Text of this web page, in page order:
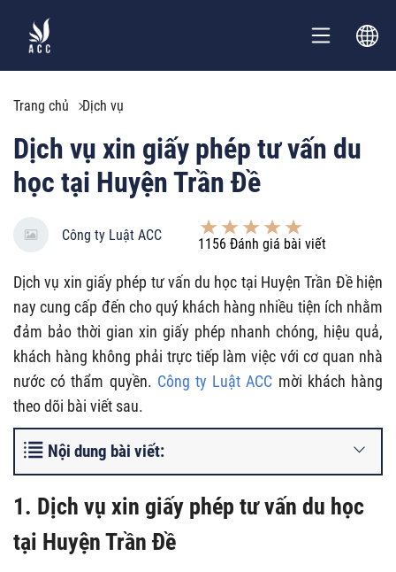
Trang chủ Dịch vụ
Dịch vụ xin giấy phép tư vấn du
học tại Huyện Trần Đề
Công ty Luật ACC
1156 Đánh giá bài viết
Dịch vụ xin giấy phép tư vấn du học tại Huyện Trần Đề hiện
nay cung cấp đến cho quý khách hàng nhiều tiện ích nhằm
đảm bảo thời gian xin giấy phép nhanh chóng, hiệu quả,
khách hàng không phải trực tiếp làm việc với cơ quan nhà
nước có thẩm quyền. Công ty Luật ACC mời khách hàng
theo dõi bài viết sau.
Nội dung bài viết:
1. Dịch vụ xin giấy phép tư vấn du học
tại Huyện Trần Đề